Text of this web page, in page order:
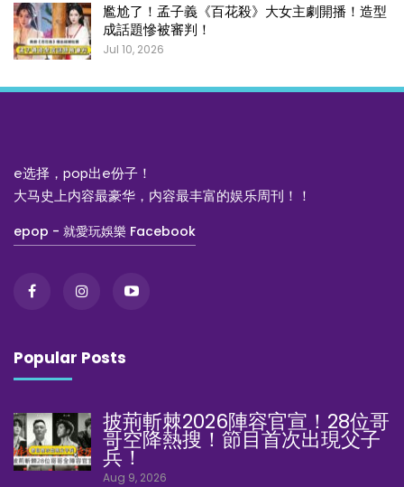
尷尬了！孟子義《百花殺》大女主劇開播！造型
成話題慘被審判！
Jul 10, 2026
e选择，pop出e份子！
大马史上内容最豪华，内容最丰富的娱乐周刊！！
epop - 就愛玩娛樂 Facebook
Popular Posts
披荊斬棘2026陣容官宣！28位哥
哥空降熱搜！節目首次出現父子
兵！
Aug 9, 2026